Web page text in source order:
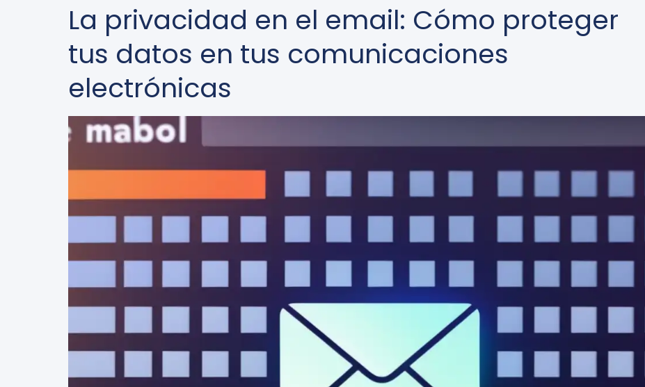
La privacidad en el email: Cómo proteger
tus datos en tus comunicaciones
electrónicas